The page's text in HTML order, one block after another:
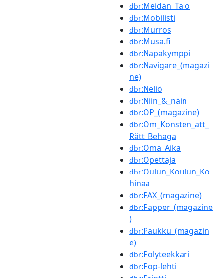
dbr:Meidän_Talo
dbr:Mobilisti
dbr:Murros
dbr:Musa.fi
dbr:Napakymppi
dbr:Navigare_(magazi
ne)
dbr:Neliö
dbr:Niin_&_näin
dbr:OP_(magazine)
dbr:Om_Konsten_att_
Rätt_Behaga
dbr:Oma_Aika
dbr:Opettaja
dbr:Oulun_Koulun_Ko
hinaa
dbr:PAX_(magazine)
dbr:Papper_(magazine
)
dbr:Paukku_(magazin
e)
dbr:Polyteekkari
dbr:Pop-lehti